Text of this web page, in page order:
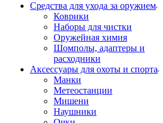
Средства для ухода за оружием
Коврики
Наборы для чистки
Оружейная химия
Шомполы, адаптеры и
расходники
Аксессуары для охоты и спорта
Манки
Метеостанции
Мишени
Наушники